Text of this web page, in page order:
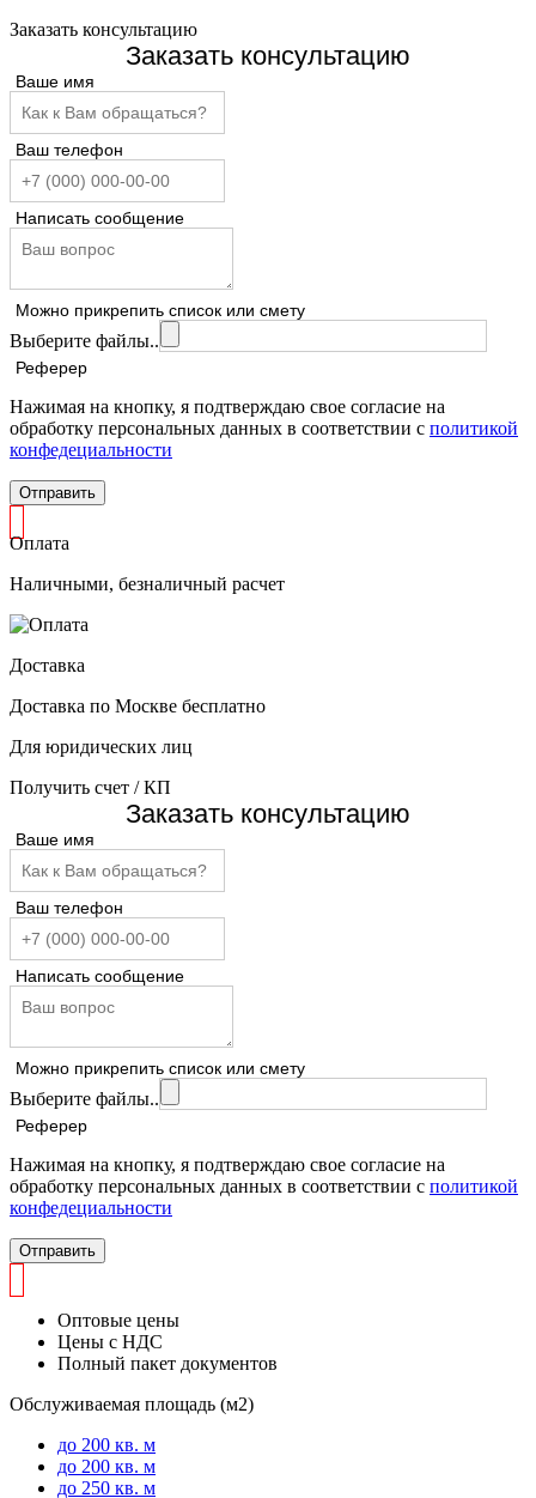
Заказать консультацию
Заказать консультацию
Ваше имя
Ваш телефон
Написать сообщение
Можно прикрепить список или смету
Выберите файлы..
Реферер
Нажимая на кнопку, я подтверждаю свое согласие на
обработку персональных данных в соответствии с политикой
конфедециальности
Отправить
Оплата
Наличными, безналичный расчет
Доставка
Доставка по Москве бесплатно
Для юридических лиц
Получить счет / КП
Заказать консультацию
Ваше имя
Ваш телефон
Написать сообщение
Можно прикрепить список или смету
Выберите файлы..
Реферер
Нажимая на кнопку, я подтверждаю свое согласие на
обработку персональных данных в соответствии с политикой
конфедециальности
Отправить
Оптовые цены
Цены с НДС
Полный пакет документов
Обслуживаемая площадь (м2)
до 200 кв. м
до 200 кв. м
до 250 кв. м